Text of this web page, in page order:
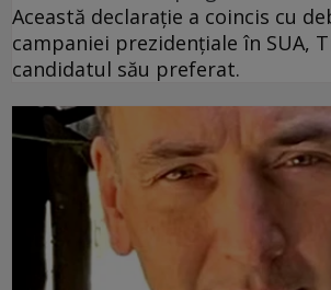
Această declarație a coincis cu
campaniei prezidențiale în SUA,
candidatul său preferat.